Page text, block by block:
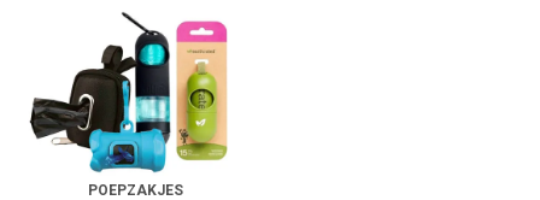
POEPZAKJES